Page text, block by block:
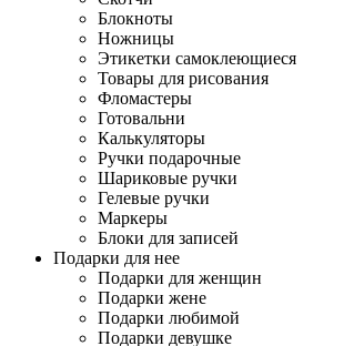
Блокноты
Ножницы
Этикетки самоклеющиеся
Товары для рисования
Фломастеры
Готовальни
Калькуляторы
Ручки подарочные
Шариковые ручки
Гелевые ручки
Маркеры
Блоки для записей
Подарки для нее
Подарки для женщин
Подарки жене
Подарки любимой
Подарки девушке